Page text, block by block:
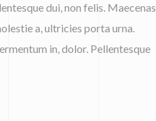
dui, non felis. Maecenas
a, ultricies porta urna.
in, dolor. Pellentesque